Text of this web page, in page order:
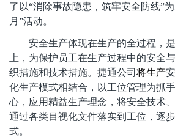
了以“消除事故隐患，筑牢安全防线”
月”活动。
安全生产体现在生产的全过程，
上，为保护员工在生产过程中的安全
织措施和技术措施。捷通公司 将生产
化生产模式相结合，以工位管理为抓
心，应用精益生产理念，将安全技术
通过各类目视化文件落实到工位，逐
式。